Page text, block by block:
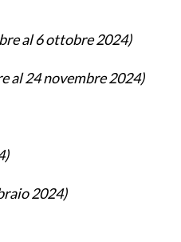
al 6 ottobre 2024)
al 24 novembre 2024)
2024)